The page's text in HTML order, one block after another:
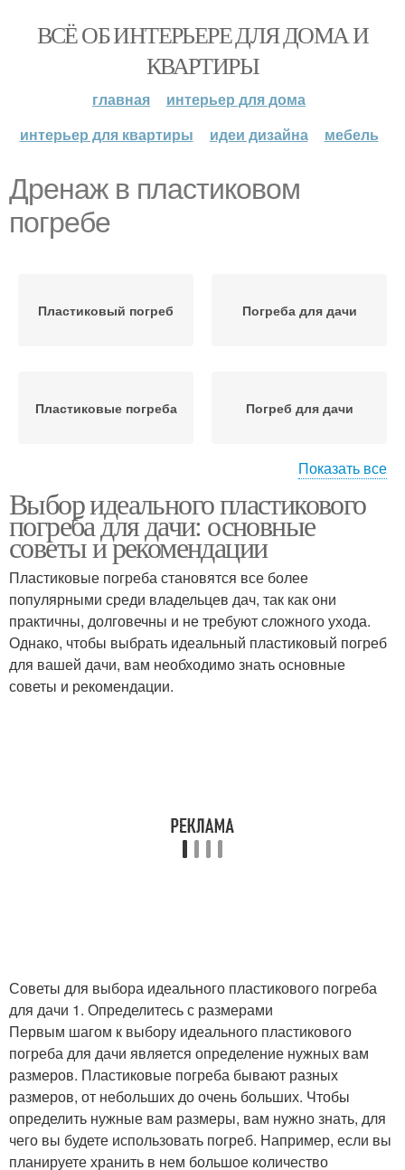
ВСЁ ОБ ИНТЕРЬЕРЕ ДЛЯ ДОМА И
КВАРТИРЫ
главная
интерьер для дома
интерьер для квартиры
идеи дизайна мебель
Дренаж в пластиковом
погребе
Пластиковый погреб Погреба для дачи
Пластиковые погреба Погреб для дачи
Погреб на даче
Показать все
Выбор идеального пластикового
погреба для дачи: основные
советы и рекомендации
Пластиковые погреба становятся все более
популярными среди владельцев дач, так как они
практичны, долговечны и не требуют сложного ухода.
Однако, чтобы выбрать идеальный пластиковый погреб
для вашей дачи, вам необходимо знать основные
советы и рекомендации.
Советы для выбора идеального пластикового погреба
для дачи 1. Определитесь с размерами
Первым шагом к выбору идеального пластикового
погреба для дачи является определение нужных вам
размеров. Пластиковые погреба бывают разных
размеров, от небольших до очень больших. Чтобы
определить нужные вам размеры, вам нужно знать, для
чего вы будете использовать погреб. Например, если вы
планируете хранить в нем большое количество